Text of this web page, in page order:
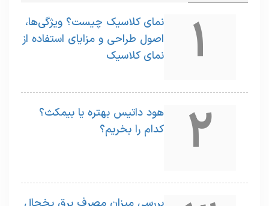
1
نمای کلاسیک چیست؟ ویژگی‌ها،
اصول طراحی و مزایای استفاده از
نمای کلاسیک
2
هود داتیس بهتره یا بیمکث؟
کدام را بخریم؟